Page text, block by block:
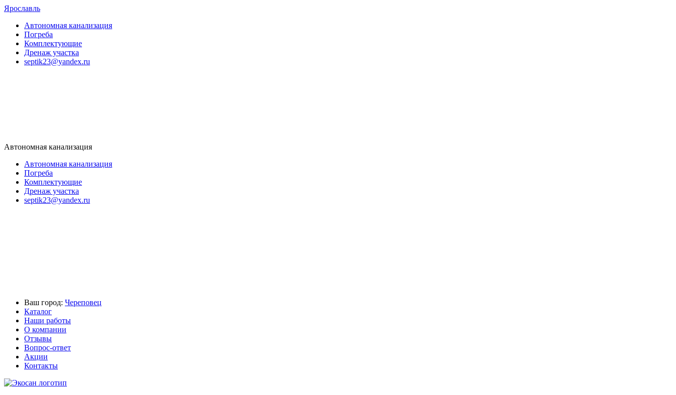
Ярославль
Автономная канализация
Погреба
Комплектующие
Дренаж участка
septik23@yandex.ru
Автономная канализация
Автономная канализация
Погреба
Комплектующие
Дренаж участка
septik23@yandex.ru
Ваш город: Череповец
Каталог
Наши работы
О компании
Отзывы
Вопрос-ответ
Акции
Контакты